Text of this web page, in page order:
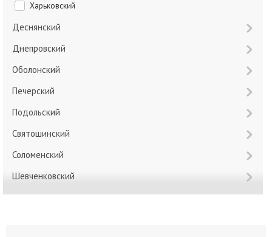
Харьковский
Деснянский
Днепровский
Оболонский
Печерский
Подольский
Святошинский
Соломенский
Шевченковский